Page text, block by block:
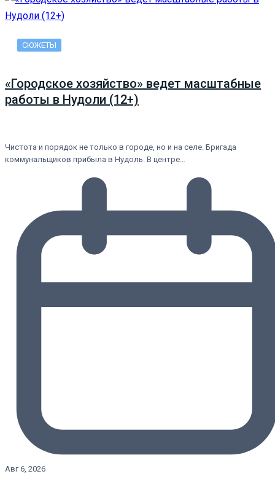
СЮЖЕТЫ
«Городское хозяйство» ведет масштабные
работы в Нудоли (12+)
Чистота и порядок не только в городе, но и на селе. Бригада
коммунальщиков прибыла в Нудоль. В центре…
Авг 6, 2026